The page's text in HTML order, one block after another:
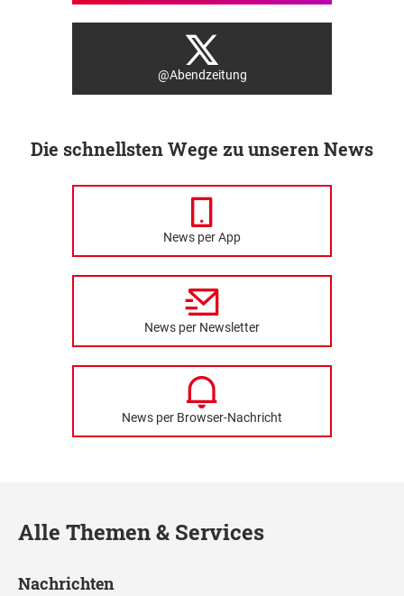
@Abendzeitung
Die schnellsten Wege zu unseren News
News per App
News per Newsletter
News per Browser-Nachricht
Alle Themen & Services
Nachrichten